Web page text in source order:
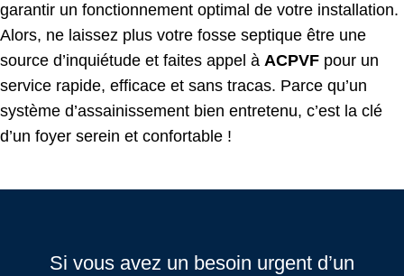
garantir un fonctionnement optimal de votre installation.
Alors, ne laissez plus votre fosse septique être une
source d’inquiétude et faites appel à ACPVF pour un
service rapide, efficace et sans tracas. Parce qu’un
système d’assainissement bien entretenu, c’est la clé
d’un foyer serein et confortable !
Si vous avez un besoin urgent d’un